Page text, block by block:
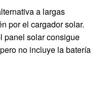
a largas
por el cargador solar.
panel solar consigue
no incluye la batería